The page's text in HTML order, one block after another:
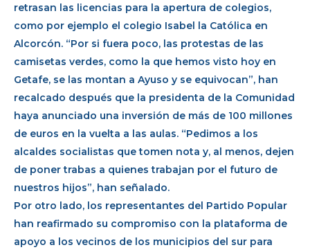
retrasan las licencias para la apertura de colegios,
como por ejemplo el colegio Isabel la Católica en
Alcorcón. “Por si fuera poco, las protestas de las
camisetas verdes, como la que hemos visto hoy en
Getafe, se las montan a Ayuso y se equivocan”, han
recalcado después que la presidenta de la Comunidad
haya anunciado una inversión de más de 100 millones
de euros en la vuelta a las aulas. “Pedimos a los
alcaldes socialistas que tomen nota y, al menos, dejen
de poner trabas a quienes trabajan por el futuro de
nuestros hijos”, han señalado.
Por otro lado, los representantes del Partido Popular
han reafirmado su compromiso con la plataforma de
apoyo a los vecinos de los municipios del sur para